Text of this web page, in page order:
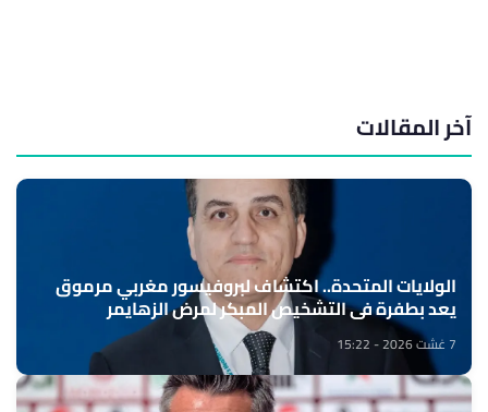
آخر المقالات
الولايات المتحدة.. اكتشاف لبروفيسور مغربي مرموق
يعد بطفرة في التشخيص المبكر لمرض الزهايمر
7 غشت 2026 - 15:22